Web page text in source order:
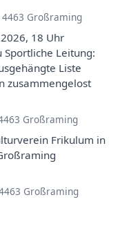
Großraming
18 Uhr
Leitung:
Liste
zusammengelost
Großraming
Frikulum in
Großraming